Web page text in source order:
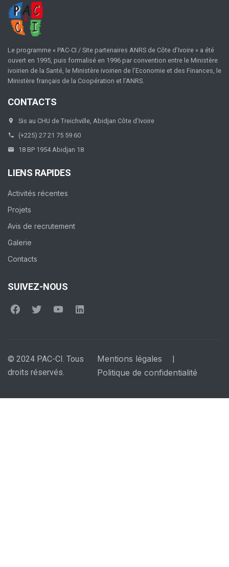
Le programme « PAC-CI / Site partenaires ANRS de Côte d’Ivoire » a été
ouvert en 1995, puis formalisé en 1996 par convention entre le Ministère
ivoirien de la Santé, le Ministère ivoirien de l’Economie et des Finances, le
Ministère français de la Coopération et l’ANRS.
CONTACTS
Sis au CHU de Treichville, Abidjan Côte d’Ivoire
(+225) 27 21 75 59 60
18 BP 1954 Abidjan 18
LIENS RAPIDES
Activités récentes
Projets
Avis de recrutement
Galerie
Contacts
SUIVEZ-NOUS
© 2024 PAC-CI. Tous
droits réservés.
Mentions légales
Politique de confidentialité